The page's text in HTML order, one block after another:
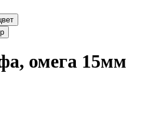
другой цвет
омега 15мм